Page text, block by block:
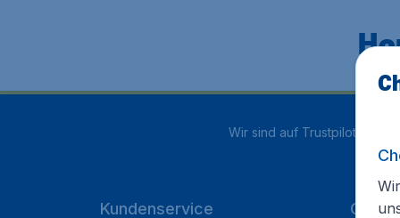
Wir sind auf Trustpilot mit
Kundenservice